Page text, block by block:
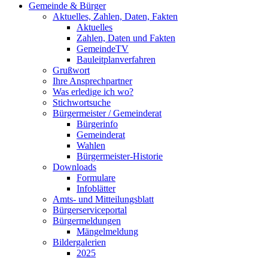
Gemeinde & Bürger
Aktuelles, Zahlen, Daten, Fakten
Aktuelles
Zahlen, Daten und Fakten
GemeindeTV
Bauleitplanverfahren
Grußwort
Ihre Ansprechpartner
Was erledige ich wo?
Stichwortsuche
Bürgermeister / Gemeinderat
Bürgerinfo
Gemeinderat
Wahlen
Bürgermeister-Historie
Downloads
Formulare
Infoblätter
Amts- und Mitteilungsblatt
Bürgerserviceportal
Bürgermeldungen
Mängelmeldung
Bildergalerien
2025